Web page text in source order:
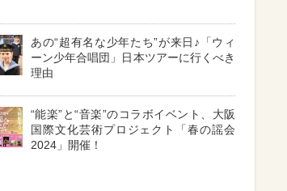
あの“超有名な少年たち”が来日♪「ウィ
ーン少年合唱団」日本ツアーに行くべき
理由
“能楽”と“音楽”のコラボイベント、大阪
国際文化芸術プロジェクト「春の謡会
2024」開催！